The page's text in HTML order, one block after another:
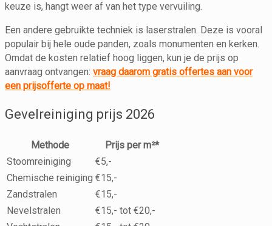
keuze is, hangt weer af van het type vervuiling.
Een andere gebruikte techniek is laserstralen. Deze is vooral
populair bij hele oude panden, zoals monumenten en kerken.
Omdat de kosten relatief hoog liggen, kun je de prijs op
aanvraag ontvangen: vraag daarom gratis offertes aan voor
een prijsofferte op maat!
Gevelreiniging prijs 2026
Methode
Prijs per m²*
Stoomreiniging
€5,-
Chemische reiniging €15,-
Zandstralen
€15,-
Nevelstralen
€15,- tot €20,-